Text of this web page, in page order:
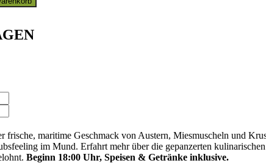
maritime Geschmack von Austern, Miesmuscheln und
im Mund. Erfahrt mehr über die gepanzerten
Beginn 18:00 Uhr, Speisen & Getränke inklusive.